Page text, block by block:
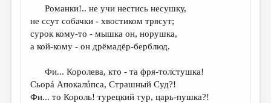
КОНКУРСЫ
ДЕТСКАЯ КОМНАТА
КНИЖНАЯ ПОЛКА
ОБЗОР ЛИТЕРАТУРЫ
СТРАНИЦЫ ПАМЯТИ
Романки!.. не учи нестись несушку,
не ссут собачки - хвостиком трясут;
сурок кому-то - мышка он, норушка,
а кой-кому - он дрёмадёр-берблюд.
Фи... Королева, кто - та фря-толстушка!
Сьорá Апокалúпса, Страшный Суд?!
Фи... то Король! турецкий тур, царь-пушка?!